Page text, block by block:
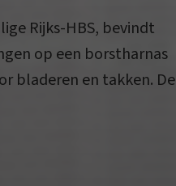
Rijks-HBS, bevindt
op een borstharnas
bladeren en takken. De